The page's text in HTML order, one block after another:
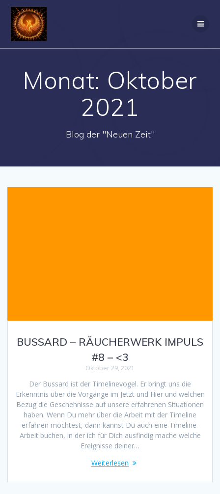
Monat: Oktober
2021
Blog der "Neuen Zeit"
BUSSARD – RÄUCHERWERK IMPULS
#8 – <3
Oktober 29, 2021
Der Bussard ist der Timelinevogel. Er bringt uns die
Erkenntnis über die Vorgänge im Jetzt und Hier und welchen
Bezug die Geschehnisse auf unsere erfahrenen Situationen
haben. Wenn Du mehr über die Arbeit mit der Timeline
erfahren möchtest, dann kannst Du auch eine Timeline-
Arbeit buchen, in der ich für Dich ausfindig mache welche
Ereignisse deiner…
Weiterlesen